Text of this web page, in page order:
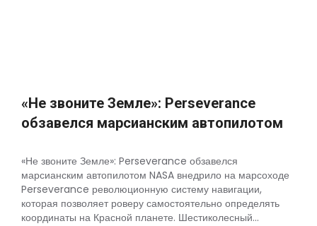
«Не звоните Земле»: Perseverance
обзавелся марсианским автопилотом
«Не звоните Земле»: Perseverance обзавелся
марсианским автопилотом NASA внедрило на марсоходе
Perseverance революционную систему навигации,
которая позволяет роверу самостоятельно определять
координаты на Красной планете. Шестиколесный...